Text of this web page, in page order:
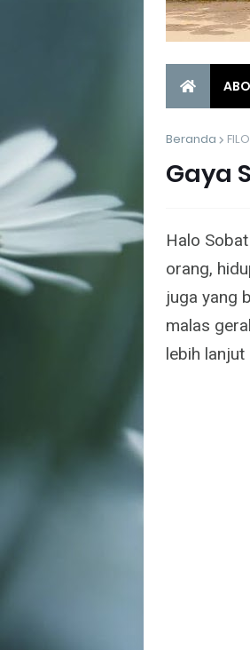
Beranda
Gaya
Halo
orang,
juga yang
malas
lebih lanjut